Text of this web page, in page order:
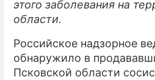
этого заболевания на
области.
Российское надзорное
обнаружило в
Псковской области